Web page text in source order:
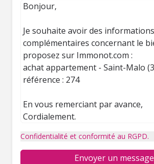
Confidentialité et conformité au RGPD.
Envoyer un message